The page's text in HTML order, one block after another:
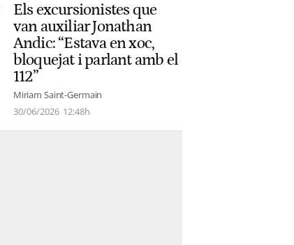
Els excursionistes que
van auxiliar Jonathan
Andic: “Estava en xoc,
bloquejat i parlant amb el
112”
Miriam Saint-Germain
30/06/2026 12:48h